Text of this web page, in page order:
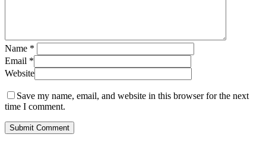
Name *
Email *
Website
Save my name, email, and website in this browser for the next
time I comment.